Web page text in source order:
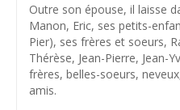
Outre son épouse, il laisse
Manon, Eric, ses petits-
Pier), ses frères et soeurs,
Thérèse, Jean-Pierre, Jean-
frères, belles-soeurs,
amis.